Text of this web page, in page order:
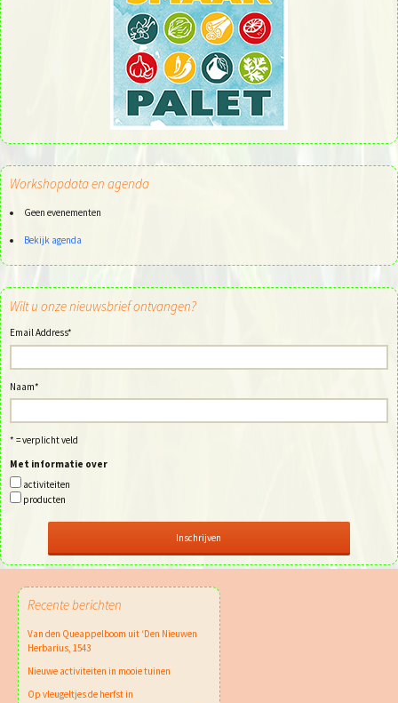
Workshopdata en agenda
Geen evenementen
Bekijk agenda
Wilt u onze nieuwsbrief ontvangen?
Email Address*
Naam*
* = verplicht veld
Met informatie over
activiteiten
producten
Recente berichten
Van den Queappelboom uit ‘Den Nieuwen
Herbarius, 1543
Nieuwe activiteiten in mooie tuinen
Op vleugeltjes de herfst in